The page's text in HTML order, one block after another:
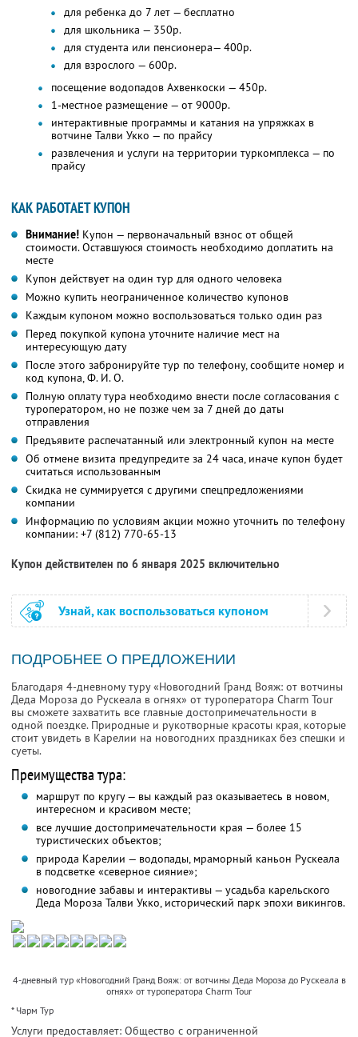
для ребенка до 7 лет — бесплатно
для школьника — 350р.
для студента или пенсионера— 400р.
для взрослого — 600р.
посещение водопадов Ахвенкоски — 450р.
1-местное размещение — от 9000р.
интерактивные программы и катания на упряжках в
вотчине Талви Укко — по прайсу
развлечения и услуги на территории туркомплекса — по
прайсу
КАК РАБОТАЕТ КУПОН
Внимание! Купон — первоначальный взнос от общей
стоимости. Оставшуюся стоимость необходимо доплатить на
месте
Купон действует на один тур для одного человека
Можно купить неограниченное количество купонов
Каждым купоном можно воспользоваться только один раз
Перед покупкой купона уточните наличие мест на
интересующую дату
После этого забронируйте тур по телефону, сообщите номер и
код купона,Ф. И. О.
Полную оплату тура необходимо внести после согласования с
туроператором, но не позже чем за 7 дней до даты
отправления
Предъявите распечатанный или электронный купон на месте
Об отмене визита предупредите за 24 часа, иначе купон будет
считаться использованным
Скидка не суммируется с другими спецпредложениями
компании
Информацию по условиям акции можно уточнить по телефону
компании: +7 (812) 770-65-13
Купон действителен по 6 января 2025 включительно
Узнай, как воспользоваться купоном
ПОДРОБНЕЕ О ПРЕДЛОЖЕНИИ
Благодаря 4-дневному туру «Новогодний Гранд Вояж: от вотчины
Деда Мороза до Рускеала в огнях» от туроператора Charm Tour
вы сможете захватить все главные достопримечательности в
одной поездке. Природные и рукотворные красоты края, которые
стоит увидеть в Карелии на новогодних праздниках без спешки и
суеты.
Преимущества тура:
маршрут по кругу — вы каждый раз оказываетесь в новом,
интересном и красивом месте;
все лучшие достопримечательности края — более 15
туристических объектов;
природа Карелии — водопады, мраморный каньон Рускеала
в подсветке «северное сияние»;
новогодние забавы и интерактивы — усадьба карельского
Деда Мороза Талви Укко, исторический парк эпохи викингов.
4-дневный тур «Новогодний Гранд Вояж: от вотчины Деда Мороза до Рускеала в
огнях» от туроператора Charm Tour
* Чарм Тур
Услуги предоставляет: Общество с ограниченной